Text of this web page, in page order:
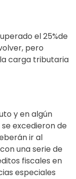
el 25%de
pero
carga tributaria
y en algún
seexcedieron de
ir al
una serie de
fiscales en
especiales